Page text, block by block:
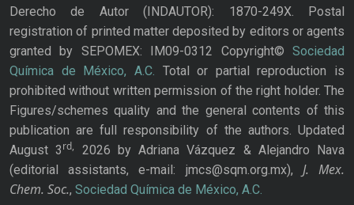
Derecho de Autor (INDAUTOR): 1870-249X. Postal
registration of printed matter deposited by editors or agents
granted by SEPOMEX: IM09-0312 Copyright© Sociedad
Química de México, A.C. Total or partial reproduction is
prohibited without written permission of the right holder. The
Figures/schemes quality and the general contents of this
publication are full responsibility of the authors. Updated
August 3rd,
2026 by Adriana Vázquez & Alejandro Nava
(editorial assistants, e-mail: jmcs@sqm.org.mx), J. Mex.
Chem. Soc., Sociedad Química de México, A.C.